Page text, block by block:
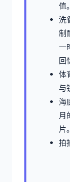
值
洗
制
一
回
体
与
海
月
片。
拍